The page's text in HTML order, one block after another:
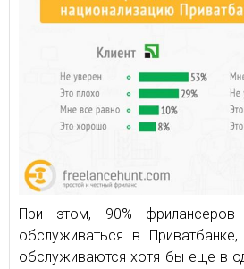
При этом, 90% фрилансеров
обслуживаться в
обслуживаются хотя бы еще в